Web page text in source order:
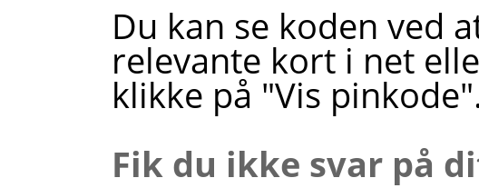
Du kan se koden ved
relevante kort i net
klikke på "Vis
Fik du ikke svar på